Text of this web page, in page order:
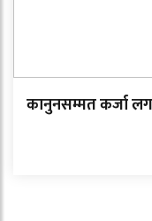
कानुनसम्मत कर्जा